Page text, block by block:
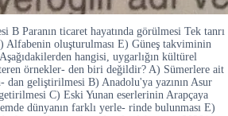
B Paranın ticaret hayatında görülmesi Tek tanrı
Alfabenin oluşturulması E) Güneş takviminin
hangisi, uygarlığın kültürel
örnekler- den biri değildir? A) Sümerlere ait
dan geliştirilmesi B) Anadolu'ya yazının Asur
C) Eski Yunan eserlerinin Arapçaya
dünyanın farklı yerle- rinde bulunması E)